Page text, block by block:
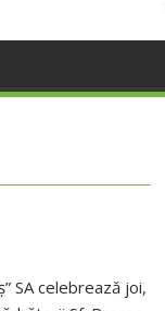
SA celebrează joi,